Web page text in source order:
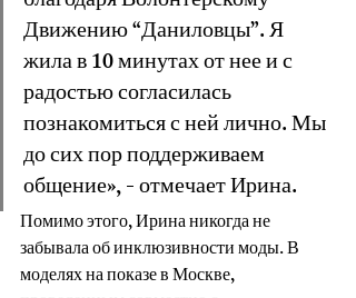
Движению “Даниловцы”. Я
жила в 10 минутах от нее и с
радостью согласилась
познакомиться с ней лично. Мы
до сих пор поддерживаем
общение», - отмечает Ирина.
Помимо этого, Ирина никогда не
забывала об инклюзивности моды. В
моделях на показе в Москве,